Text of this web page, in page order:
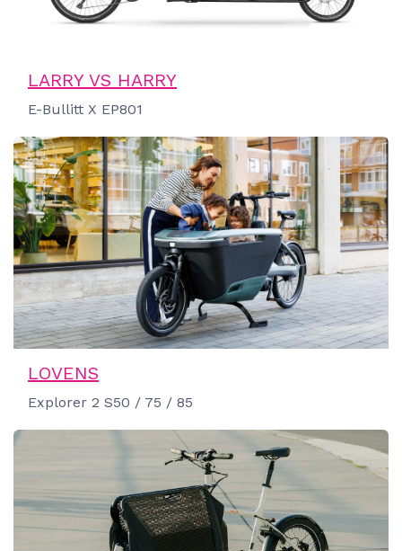
LARRY VS HARRY
E-Bullitt X EP801
LOVENS
Explorer 2 S50 / 75 / 85